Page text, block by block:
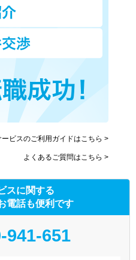
ービスのご利用ガイドはこちら >
よくあるご質問はこちら >
スに関する
電話も便利です
941-651